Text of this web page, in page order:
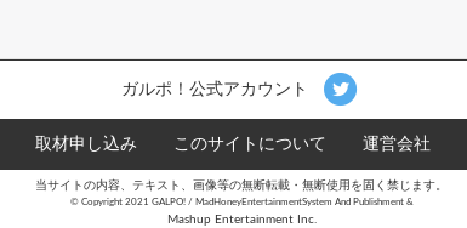
ガルポ！公式アカウント
取材申し込み このサイトについて 運営会社
当サイトの内容、テキスト、画像等の無断転載・無断使用を固く禁じます。
©︎ Copyright 2021 GALPO! / MadHoneyEntertainmentSystem And Publishment &
Mashup Entertainment Inc.